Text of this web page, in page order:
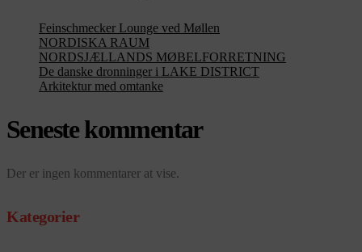
Feinschmecker Lounge ved Møllen
NORDISKA RAUM
NORDSJÆLLANDS MØBELFORRETNING
De danske dronninger i LAKE DISTRICT
Arkitektur med omtanke
Seneste kommentar
Der er ingen kommentarer at vise.
Kategorier